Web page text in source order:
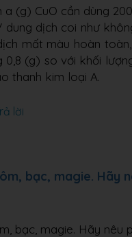
(g) CuO cần dùng
dung dịch coi như
mất màu hoàn
0,8 (g) so với khối
thanh kim loại A.
lời
bạc, magie. Hãy
bạc, magie. Hãy